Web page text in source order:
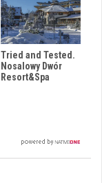
Tried and Tested.
Nosalowy Dwór
Resort&Spa